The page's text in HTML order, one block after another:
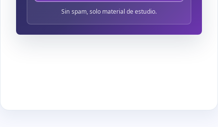
Sin spam, solo material de estudio.